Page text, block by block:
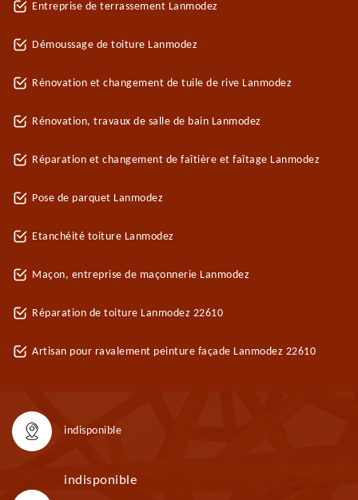
Entreprise de terrassement Lanmodez
Démoussage de toiture Lanmodez
Rénovation et changement de tuile de rive Lanmodez
Rénovation, travaux de salle de bain Lanmodez
Réparation et changement de faîtière et faîtage Lanmodez
Pose de parquet Lanmodez
Etanchéité toiture Lanmodez
Maçon, entreprise de maçonnerie Lanmodez
Réparation de toiture Lanmodez 22610
Artisan pour ravalement peinture façade Lanmodez 22610
indisponible
indisponible